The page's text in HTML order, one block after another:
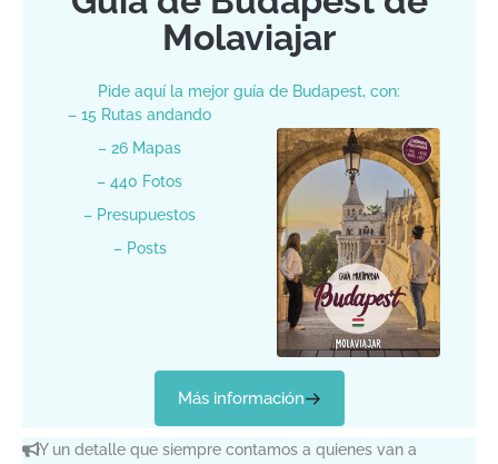
Molaviajar
Pide aquí la mejor guía de Budapest, con:
– 15 Rutas andando
– 26 Mapas
– 440 Fotos
– Presupuestos
– Posts
Más información
Y un detalle que siempre contamos a quienes van a